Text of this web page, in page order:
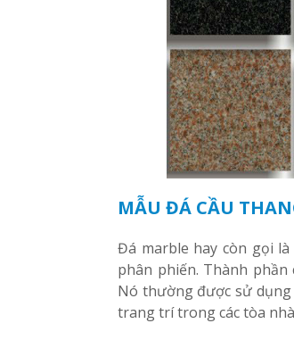
MẪU ĐÁ CẦU
Đá marble hay còn gọi
phân phiến. Thành phần
Nó thường được sử dụng
trang trí trong các tòa